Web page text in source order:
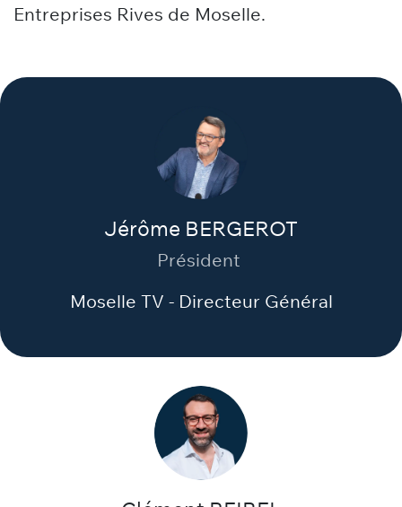
Entreprises Rives de Moselle.
Jérôme BERGEROT
Président
Moselle TV - Directeur Général